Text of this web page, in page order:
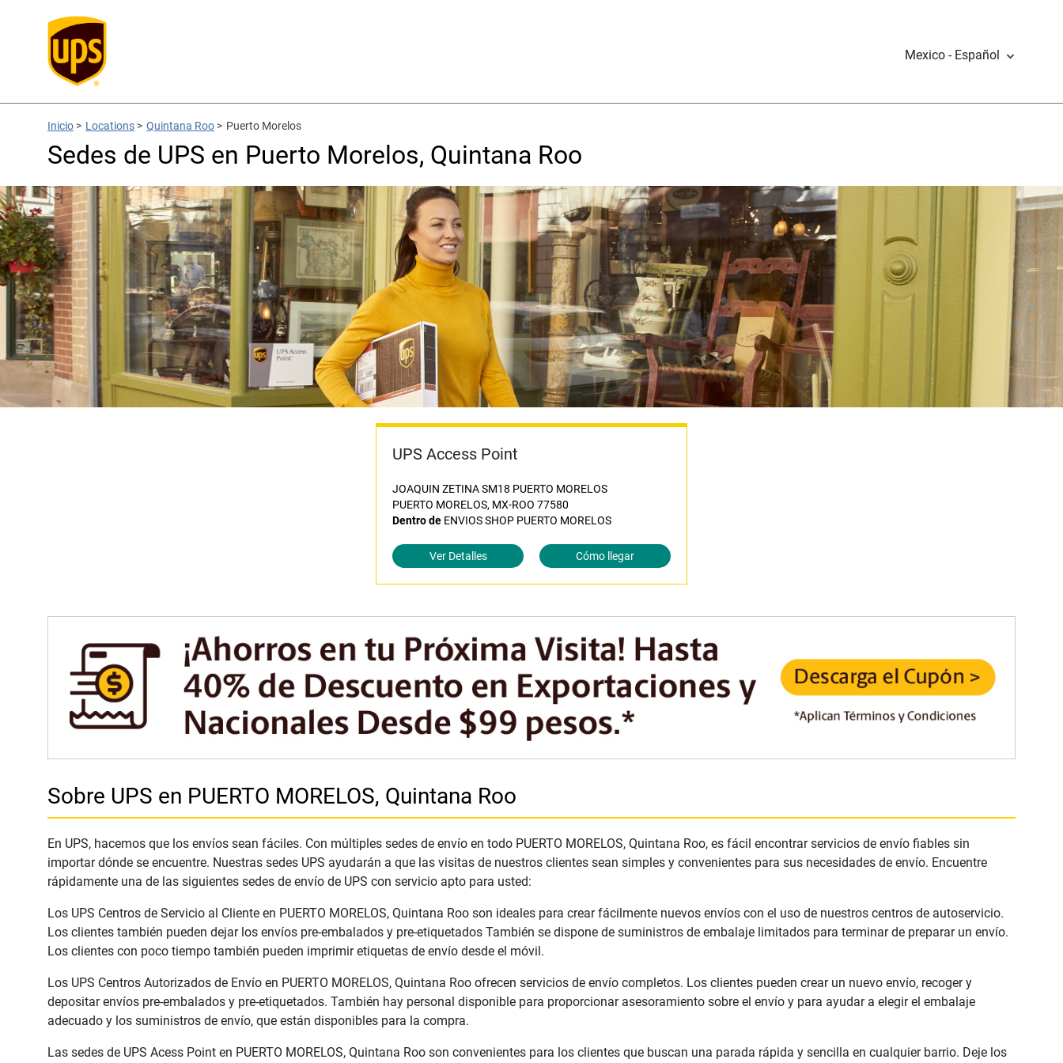
Mexico - Español
Inicio > Locations > Quintana Roo > Puerto Morelos
Sedes de UPS en Puerto Morelos, Quintana Roo
UPS Access Point
JOAQUIN ZETINA SM18 PUERTO MORELOS
PUERTO MORELOS, MX-ROO 77580
Dentro de ENVIOS SHOP PUERTO MORELOS
Ver Detalles Cómo llegar
Sobre UPS en PUERTO MORELOS, Quintana Roo
En UPS, hacemos que los envíos sean fáciles. Con múltiples sedes de envío en todo PUERTO MORELOS, Quintana Roo, es fácil encontrar servicios de envío fiables sin
importar dónde se encuentre. Nuestras sedes UPS ayudarán a que las visitas de nuestros clientes sean simples y convenientes para sus necesidades de envío. Encuentre
rápidamente una de las siguientes sedes de envío de UPS con servicio apto para usted:
Los UPS Centros de Servicio al Cliente en PUERTO MORELOS, Quintana Roo son ideales para crear fácilmente nuevos envíos con el uso de nuestros centros de autoservicio.
Los clientes también pueden dejar los envíos pre-embalados y pre-etiquetados También se dispone de suministros de embalaje limitados para terminar de preparar un envío.
Los clientes con poco tiempo también pueden imprimir etiquetas de envío desde el móvil.
Los UPS Centros Autorizados de Envío en PUERTO MORELOS, Quintana Roo ofrecen servicios de envío completos. Los clientes pueden crear un nuevo envío, recoger y
depositar envíos pre-embalados y pre-etiquetados. También hay personal disponible para proporcionar asesoramiento sobre el envío y para ayudar a elegir el embalaje
adecuado y los suministros de envío, que están disponibles para la compra.
Las sedes de UPS Acess Point en PUERTO MORELOS, Quintana Roo son convenientes para los clientes que buscan una parada rápida y sencilla en cualquier barrio. Deje los